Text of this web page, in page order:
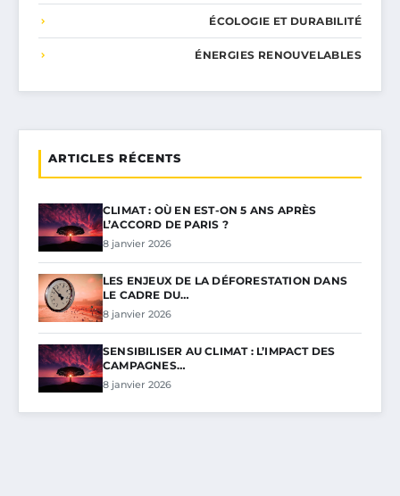
ÉCOLOGIE ET DURABILITÉ
ÉNERGIES RENOUVELABLES
ARTICLES RÉCENTS
CLIMAT : OÙ EN EST-ON 5 ANS APRÈS
L’ACCORD DE PARIS ?
8 janvier 2026
LES ENJEUX DE LA DÉFORESTATION DANS
LE CADRE DU…
8 janvier 2026
SENSIBILISER AU CLIMAT : L’IMPACT DES
CAMPAGNES…
8 janvier 2026